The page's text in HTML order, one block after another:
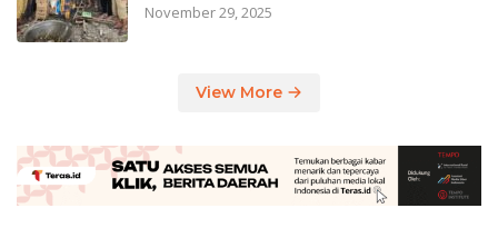
November 29, 2025
View More